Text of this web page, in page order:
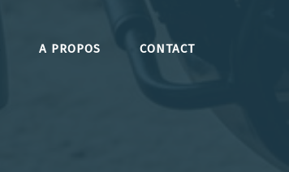
A PROPOS CONTACT